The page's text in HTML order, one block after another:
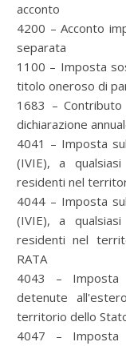
acconto
4200 – Acconto
separata
1100 – Imposta
titolo oneroso di
1683 –
dichiarazione
4041 – Imposta
(IVIE), a
residenti nel
4044 – Imposta
(IVIE), a
residenti nel
RATA
4043 – Imposta
detenute
territorio dello
4047 – Imposta